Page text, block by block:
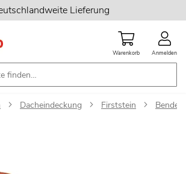
Lieferung
Warenkorb Anmelden
Dacheindeckung Firststein